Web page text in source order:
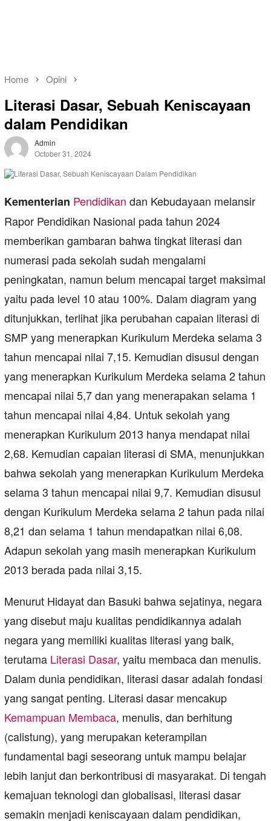
Home Opini
Literasi Dasar, Sebuah Keniscayaan
dalam Pendidikan
Admin
October 31, 2024
Kementerian Pendidikan dan Kebudayaan melansir
Rapor Pendidikan Nasional pada tahun 2024
memberikan gambaran bahwa tingkat literasi dan
numerasi pada sekolah sudah mengalami
peningkatan, namun belum mencapai target maksimal
yaitu pada level 10 atau 100%. Dalam diagram yang
ditunjukkan, terlihat jika perubahan capaian literasi di
SMP yang menerapkan Kurikulum Merdeka selama 3
tahun mencapai nilai 7,15. Kemudian disusul dengan
yang menerapkan Kurikulum Merdeka selama 2 tahun
mencapai nilai 5,7 dan yang menerapakan selama 1
tahun mencapai nilai 4,84. Untuk sekolah yang
menerapkan Kurikulum 2013 hanya mendapat nilai
2,68. Kemudian capaian literasi di SMA, menunjukkan
bahwa sekolah yang menerapkan Kurikulum Merdeka
selama 3 tahun mencapai nilai 9,7. Kemudian disusul
dengan Kurikulum Merdeka selama 2 tahun pada nilai
8,21 dan selama 1 tahun mendapatkan nilai 6,08.
Adapun sekolah yang masih menerapkan Kurikulum
2013 berada pada nilai 3,15.
Menurut Hidayat dan Basuki bahwa sejatinya, negara
yang disebut maju kualitas pendidikannya adalah
negara yang memiliki kualitas literasi yang baik,
terutama Literasi Dasar, yaitu membaca dan menulis.
Dalam dunia pendidikan, literasi dasar adalah fondasi
yang sangat penting. Literasi dasar mencakup
Kemampuan Membaca, menulis, dan berhitung
(calistung), yang merupakan keterampilan
fundamental bagi seseorang untuk mampu belajar
lebih lanjut dan berkontribusi di masyarakat. Di tengah
kemajuan teknologi dan globalisasi, literasi dasar
semakin menjadi keniscayaan dalam pendidikan,